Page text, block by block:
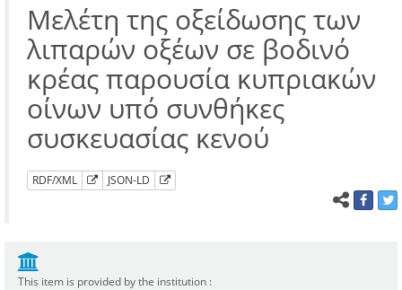
Μελέτη της οξείδωσης των
λιπαρών οξέων σε βοδινό
κρέας παρουσία κυπριακών
οίνων υπό συνθήκες
συσκευασίας κενού
RDF/XML JSON-LD
This item is provided by the institution :